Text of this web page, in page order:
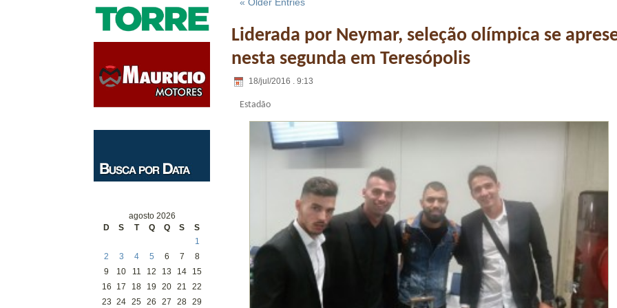
agosto 2026
D
S T Q Q S
S
1
2
3 4 5 6 7
8
9
10 11 12 13 14
15
16
17 18 19 20 21
22
23 24 25 26 27 28 29
Liderada por Neymar, seleção olímpica se
nesta segunda em Teresópolis
18/jul/2016 . 9:13
Estadão